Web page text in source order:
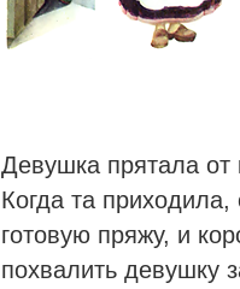
Девушка прятала
Когда та
готовую пряжу, и
похвалить девушку